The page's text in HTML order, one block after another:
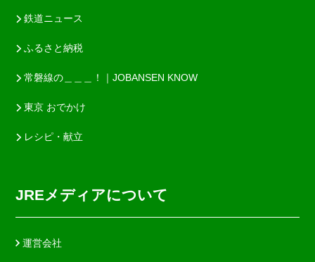
鉄道ニュース
ふるさと納税
常磐線の＿＿＿！｜JOBANSEN KNOW
東京 おでかけ
レシピ・献立
JREメディアについて
運営会社